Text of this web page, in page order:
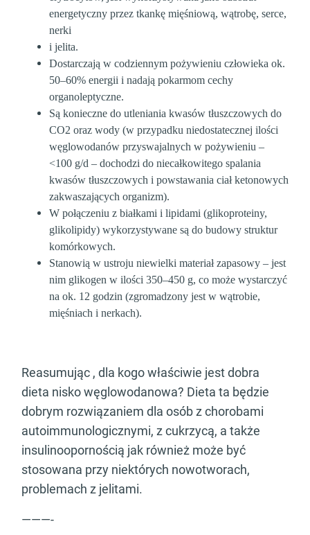
energetyczny przez tkankę mięśniową, wątrobę, serce,
nerki
i jelita.
Dostarczają w codziennym pożywieniu człowieka ok.
50–60% energii i nadają pokarmom cechy
organoleptyczne.
Są konieczne do utleniania kwasów tłuszczowych do
CO2 oraz wody (w przypadku niedostatecznej ilości
węglowodanów przyswajalnych w pożywieniu –
<100 g/d – dochodzi do niecałkowitego spalania
kwasów tłuszczowych i powstawania ciał ketonowych
zakwaszających organizm).
W połączeniu z białkami i lipidami (glikoproteiny,
glikolipidy) wykorzystywane są do budowy struktur
komórkowych.
Stanowią w ustroju niewielki materiał zapasowy – jest
nim glikogen w ilości 350–450 g, co może wystarczyć
na ok. 12 godzin (zgromadzony jest w wątrobie,
mięśniach i nerkach).
Reasumując , dla kogo właściwie jest dobra
dieta nisko węglowodanowa? Dieta ta będzie
dobrym rozwiązaniem dla osób z chorobami
autoimmunologicznymi, z cukrzycą, a także
insulinoopornością jak również może być
stosowana przy niektórych nowotworach,
problemach z jelitami.
———-